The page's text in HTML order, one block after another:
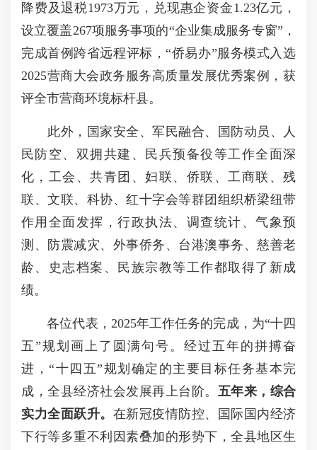
降费及退税1973万元，兑现惠企资金1.23亿元，
设立覆盖267项服务事项的“企业集成服务专窗”，
完成首例跨省远程评标，“侨易办”服务模式入选
2025营商大会政务服务高质量发展优秀案例，获
评全市营商环境标杆县。
此外，国家安全、军民融合、国防动员、人
民防空、双拥共建、民兵预备役等工作全面深
化，工会、共青团、妇联、侨联、工商联、残
联、文联、科协、红十字会等群团组织桥梁纽带
作用全面发挥，行政执法、调查统计、气象预
测、防震减灾、外事侨务、台港澳事务、慈善老
龄、史志档案、民族宗教等工作都取得了新成
绩。
各位代表，2025年工作任务的完成，为“十四
五”规划画上了圆满句号。经过五年的拼搏奋
进，“十四五”规划确定的主要目标任务基本完
成，全县经济社会发展再上台阶。 五年来，综合
实力全面跃升。 在新冠疫情防控、国际国内经济
下行等多重不利因素叠加的形势下，全县地区生